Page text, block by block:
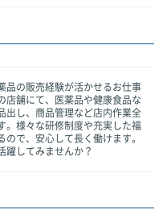
品の販売経験が活かせるお仕事
店舗にて、医薬品や健康食品な
出し、商品管理など店内作業全
。様々な研修制度や充実した福
ので、安心して長く働けます。
躍してみませんか？